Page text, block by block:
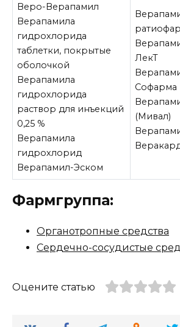
Веро-Верапамил
Верапамила
гидрохлорида
таблетки, покрытые
оболочкой
Верапамила
гидрохлорида
раствор для инъекций
0,25 %
Верапамила
гидрохлорид
Верапамил-Эском
ЛекТ
Софарма
(Мивал)
Фармгруппа:
Органотропные средства
Сердечно-сосудистые
Оцените статью